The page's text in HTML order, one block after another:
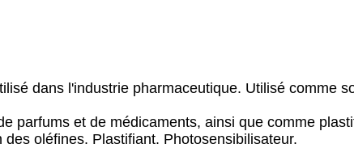
dans l'industrie pharmaceutique. Utilisé comme
parfums et de médicaments, ainsi que comme
oléfines. Plastifiant. Photosensibilisateur.